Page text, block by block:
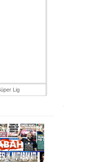
Lig